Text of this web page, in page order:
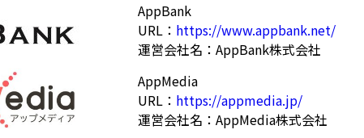
AppBank
URL： https://www.appbank.net/
運営会社名：AppBank株式会社
AppMedia
URL： https://appmedia.jp/
運営会社名：AppMedia株式会社